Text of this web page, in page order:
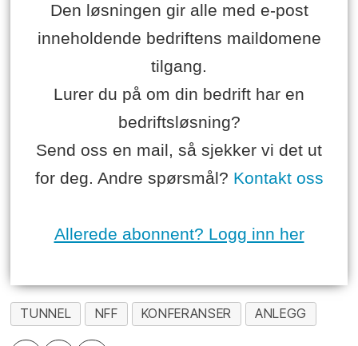
Den løsningen gir alle med e-post
inneholdende bedriftens maildomene
tilgang.
Lurer du på om din bedrift har en
bedriftsløsning?
Send oss en mail, så sjekker vi det ut
for deg. Andre spørsmål? Kontakt oss
Allerede abonnent? Logg inn her
TUNNEL NFF KONFERANSER ANLEGG